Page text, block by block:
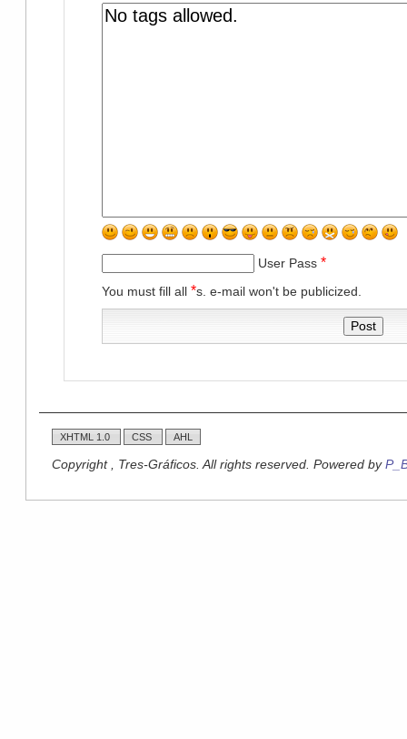
User Pass *
You must fill all *s. e-mail won't be publicized.
XHTML 1.0 CSS AHL
Copyright , Tres-Gráficos. All rights reserved. Powered by